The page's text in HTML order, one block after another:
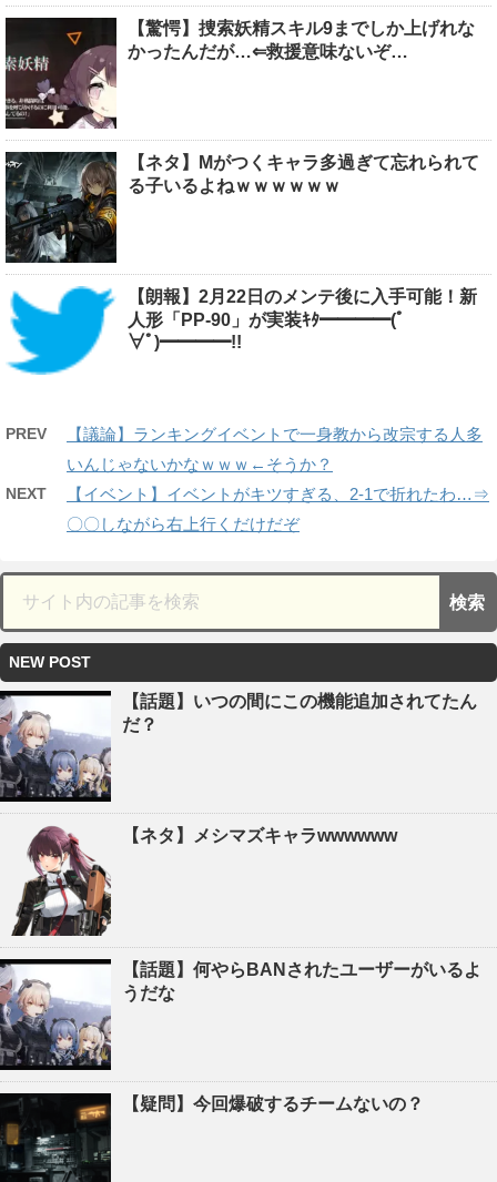
【驚愕】捜索妖精スキル9までしか上げれな
かったんだが…⇐救援意味ないぞ…
【ネタ】Mがつくキャラ多過ぎて忘れられて
る子いるよねｗｗｗｗｗｗ
【朗報】2月22日のメンテ後に入手可能！新
人形「PP-90」が実装ｷﾀ━━━━(ﾟ
∀ﾟ)━━━━!!
PREV
【議論】ランキングイベントで一身教から改宗する人多
いんじゃないかなｗｗｗ←そうか？
NEXT
【イベント】イベントがキツすぎる、2-1で折れたわ…⇒
〇〇しながら右上行くだけだぞ
NEW POST
【話題】いつの間にこの機能追加されてたん
だ？
【ネタ】メシマズキャラwwwwww
【話題】何やらBANされたユーザーがいるよ
うだな
【疑問】今回爆破するチームないの？